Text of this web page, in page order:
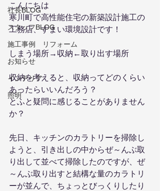
社長BLOG
スタッフBLOG
施工事例 リフォーム
お知らせ
インテリア
照明
こんにちは
寒川町で高性能住宅の新築設計施工の
工務店、すまい環境設計です！
しまう場所→収納←取り出す場所
収納を考えると、収納ってどのくらい
あったらいいんだろう？
とふと疑問に感じることがありません
か？
先日、キッチンのカラトリーを掃除し
ようと、引き出しの中からぜ～んぶ取
り出して並べて掃除したのですが、ぜ
～んぶ取り出すと結構な量のカラトリ
ーが並んで、ちょっとびっくりしたり